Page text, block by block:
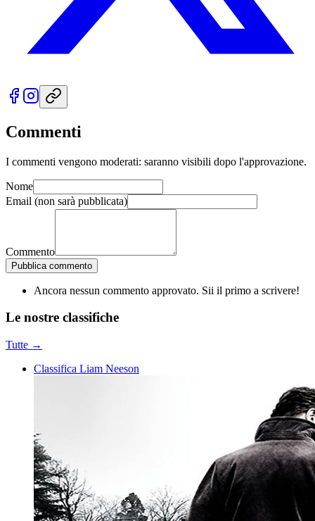
Commenti
I commenti vengono moderati: saranno visibili dopo l'approvazione.
Nome
Email (non sarà pubblicata)
Commento
Pubblica commento
Ancora nessun commento approvato. Sii il primo a scrivere!
Le nostre classifiche
Tutte →
Classifica Liam Neeson